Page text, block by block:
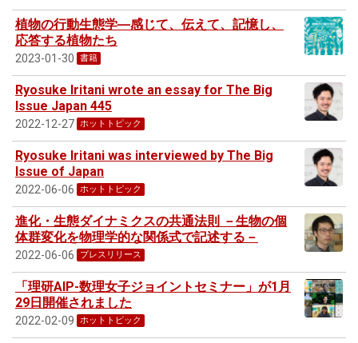
植物の行動生態学―感じて、伝えて、記憶し、
応答する植物たち
2023-01-30 書籍
Ryosuke Iritani wrote an essay for The Big
Issue Japan 445
2022-12-27 ホットトピック
Ryosuke Iritani was interviewed by The Big
Issue of Japan
2022-06-06 ホットトピック
進化・生態ダイナミクスの共通法則 －生物の個
体群変化を物理学的な関係式で記述する－
2022-06-06 プレスリリース
「理研AIP-数理女子ジョイントセミナー」が1月
29日開催されました
2022-02-09 ホットトピック